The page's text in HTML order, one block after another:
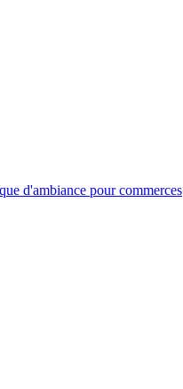
d'ambiance pour commerces